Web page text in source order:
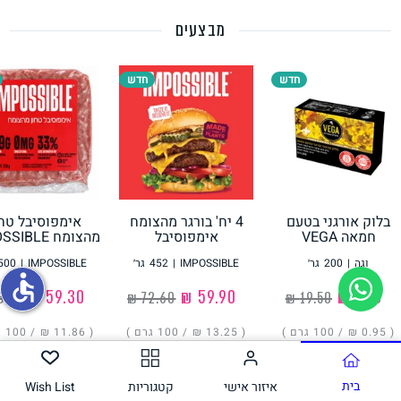
גבינות טבעוניות
מבצעים
חדש
בלוק אורגני בטעם
חמאה VEGA
200 גר׳ | וגה
‏19.50 ₪ ‏1.90 ₪
( ‏0.95 ₪ / 100 גרם )
חדש
4 יח' בורגר מהצומח
אימפוסיבל
452 גר׳ | IMPOSSIBLE
‏72.60 ₪
( ‏13.25 ₪ / 100 גרם )
אימפוסיבל
מהצומח IMPOSSIBLE
| IMPOSSIBLE
‏68.00 ₪
( ‏11.86 ₪ / 100 גרם
הוסיפו בית איזור אישי קטגוריות Wish List
accessible